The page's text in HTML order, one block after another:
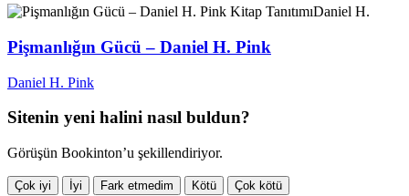
Kitap TanıtımıDaniel H.
Pişmanlığın Gücü – Daniel H. Pink
Daniel H. Pink
Sitenin yeni halini nasıl buldun?
Görüşün Bookinton’u şekillendiriyor.
Çok iyi İyi Fark etmedim Kötü Çok kötü